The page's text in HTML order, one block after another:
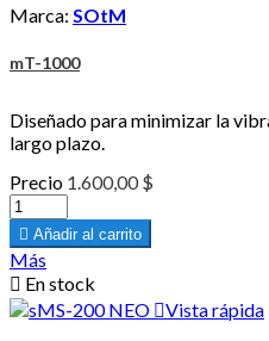
Marca: SOtM
mT-1000
Diseñado para minimizar la
largo plazo.
Precio 1.600,00 $
 Añadir al carrito
Más
 En stock
Vista rápida